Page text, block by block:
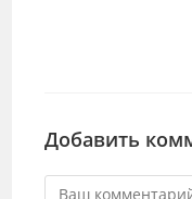
Добавить
Комментарий